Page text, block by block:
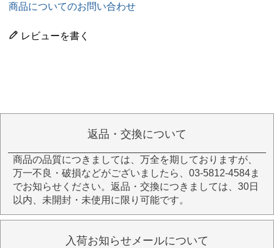
商品についてのお問い合わせ
レビューを書く
返品・交換について
商品の品質につきましては、万全を期しておりますが、
万一不良・破損などがございましたら、03-5812-4584ま
でお知らせください。返品・交換につきましては、30日
以内、未開封・未使用に限り可能です。
入荷お知らせメールについて